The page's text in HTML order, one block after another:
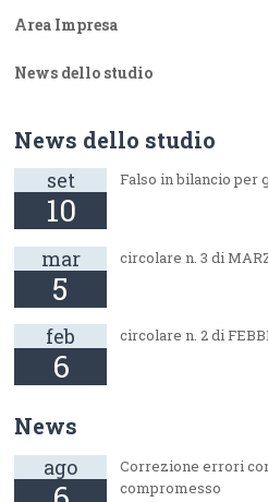
Area Impresa
News dello studio
News dello studio
set
10
Falso in bilancio per
mar
5
circolare n. 3 di
feb
6
circolare n. 2 di
News
ago
Correzione errori
compromesso